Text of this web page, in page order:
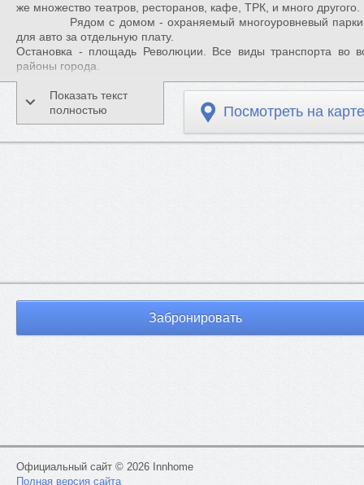
же множество театров, ресторанов, кафе, ТРК, и много другого.
Рядом с домом - охраняемый многоуровневый
для авто за отдельную плату.
Остановка - площадь Революции. Все виды транспорта во
районы города.
В стоимость проживания так же включены:
- гигиенические принадлежности в индивидуальной упаковке
(мыло, шампунь, гель для душа)
- бонусными баллами различных туристических систем
лояльности, среди которых «Альфа-Тревел», «Аэрофлот
«Тинькоф Тревел», «Глобал Тревел», и многие другие.
- дистанционная оплата
юрлиц)
Кэшбэк
Показать текст
полностью
Посмотреть на карте
Забронировать
Официальный сайт © 2026 Innhome
Полная версия сайта